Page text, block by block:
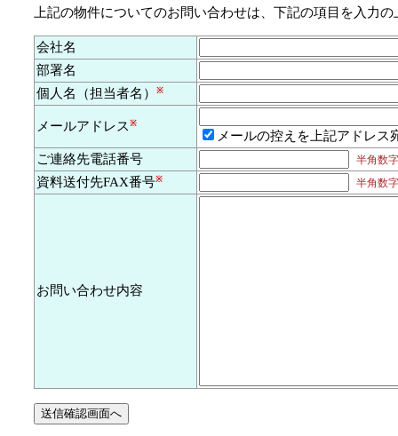
上記の物件についてのお問い合わせは、下記の項目を入力
会社名
部署名
個人名（担当者名）
※
メールアドレス ※
メールの控えを上記アドレス
ご連絡先電話番号
半角数
資料送付先FAX番号※ 半角数
お問い合わせ内容